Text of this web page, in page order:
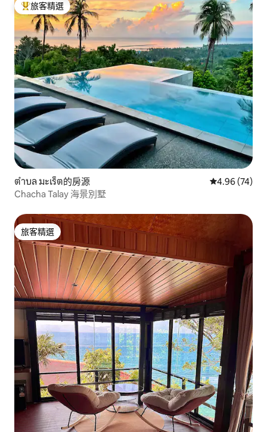
旅客精選榜首
旅客精選
ตำบล มะเร็ต的房源 從 74 則評價
4.96 (74)
Chacha Talay 海景別墅
旅客精選
旅客精選